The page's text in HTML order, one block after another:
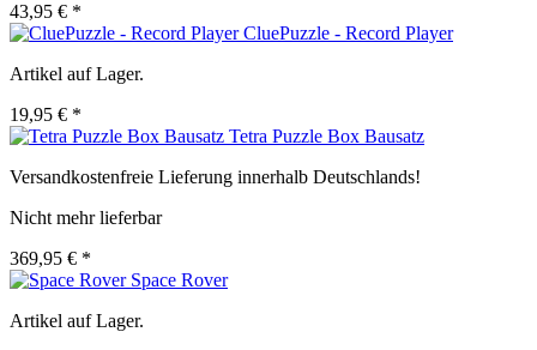
43,95 € *
CluePuzzle - Record Player
Artikel auf Lager.
19,95 € *
Tetra Puzzle Box Bausatz
Versandkostenfreie Lieferung innerhalb Deutschlands!
Nicht mehr lieferbar
369,95 € *
Space Rover
Artikel auf Lager.